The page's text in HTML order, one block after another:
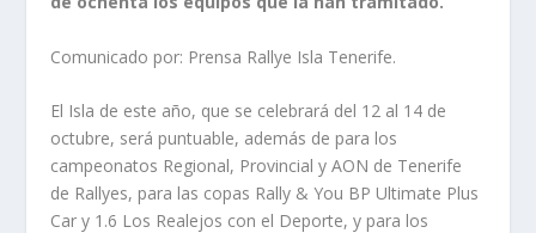
Comunicado por: Prensa Rallye Isla Tenerife.
El Isla de este año, que se celebrará del 12 al 14 de
octubre, será puntuable, además de para los
campeonatos Regional, Provincial y AON de Tenerife
de Rallyes, para las copas Rally & You BP Ultimate Plus
Car y 1.6 Los Realejos con el Deporte, y para los